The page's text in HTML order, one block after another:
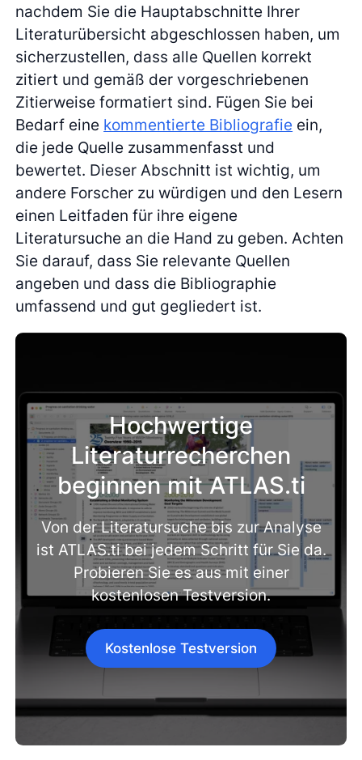
nachdem Sie die Hauptabschnitte Ihrer
Literaturübersicht abgeschlossen haben, um
sicherzustellen, dass alle Quellen korrekt
zitiert und gemäß der vorgeschriebenen
Zitierweise formatiert sind. Fügen Sie bei
Bedarf eine kommentierte Bibliografie ein,
die jede Quelle zusammenfasst und
bewertet. Dieser Abschnitt ist wichtig, um
andere Forscher zu würdigen und den Lesern
einen Leitfaden für ihre eigene
Literatursuche an die Hand zu geben. Achten
Sie darauf, dass Sie relevante Quellen
angeben und dass die Bibliographie
umfassend und gut gegliedert ist.
Hochwertige
Literaturrecherchen
beginnen mit ATLAS.ti
Von der Literatursuche bis zur Analyse
ist ATLAS.ti bei jedem Schritt für Sie da.
Probieren Sie es aus mit einer
kostenlosen Testversion.
Kostenlose Testversion